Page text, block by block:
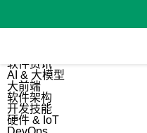
软件资讯
AI & 大模型
大前端
软件架构
开发技能
硬件 & IoT